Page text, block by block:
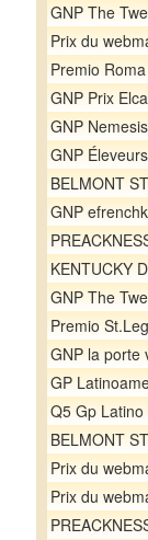
GNP The
Prix du
Premio Roma
GNP Prix
GNP Nemesis
GNP
BELMONT
GNP
KENTUCKY
GNP The
Premio
GNP la porte
GP
Q5 Gp Latino
BELMONT
Prix du
Prix du